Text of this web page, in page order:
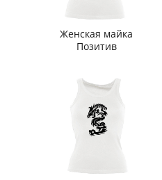
Женская майка
Позитив